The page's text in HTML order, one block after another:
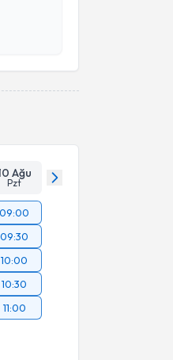
Metni
Ağu
Pzt
09:00
09:30
10:00
10:30
11:00